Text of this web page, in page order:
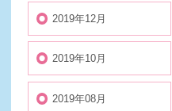
2019年12月
2019年10月
2019年08月